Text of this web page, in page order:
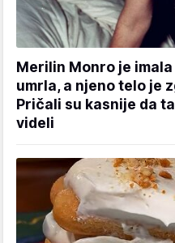
Merilin Monro je
umrla, a njeno telo je
Pričali su kasnije da
videli